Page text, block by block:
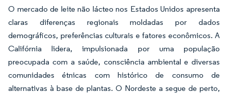
O mercado de leite não lácteo nos Estados Unidos apresenta
claras diferenças regionais moldadas por dados
demográficos, preferências culturais e fatores econômicos. A
Califórnia lidera, impulsionada por uma população
preocupada com a saúde, consciência ambiental e diversas
comunidades étnicas com histórico de consumo de
alternativas à base de plantas. O Nordeste a segue de perto,